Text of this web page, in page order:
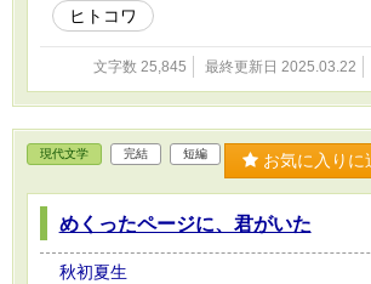
ヒトコワ
文字数 25,845 最終更新日 2025.03.22
現代文学 完結 短編 お気に入りに
めくったページに、君がいた
秋初夏生